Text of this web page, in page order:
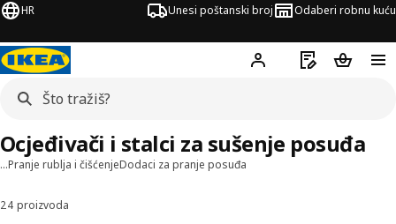
HR Unesi poštanski broj Odaberi robnu kuću
Hej! Prijavi se
Popis zaKošarica
…Pranje rublja i čišćenjeDodaci za pranje posuđa
Ocjeđivači i stalci za sušenje posuđa
Sortiraj i filtriraj
24 proizvoda